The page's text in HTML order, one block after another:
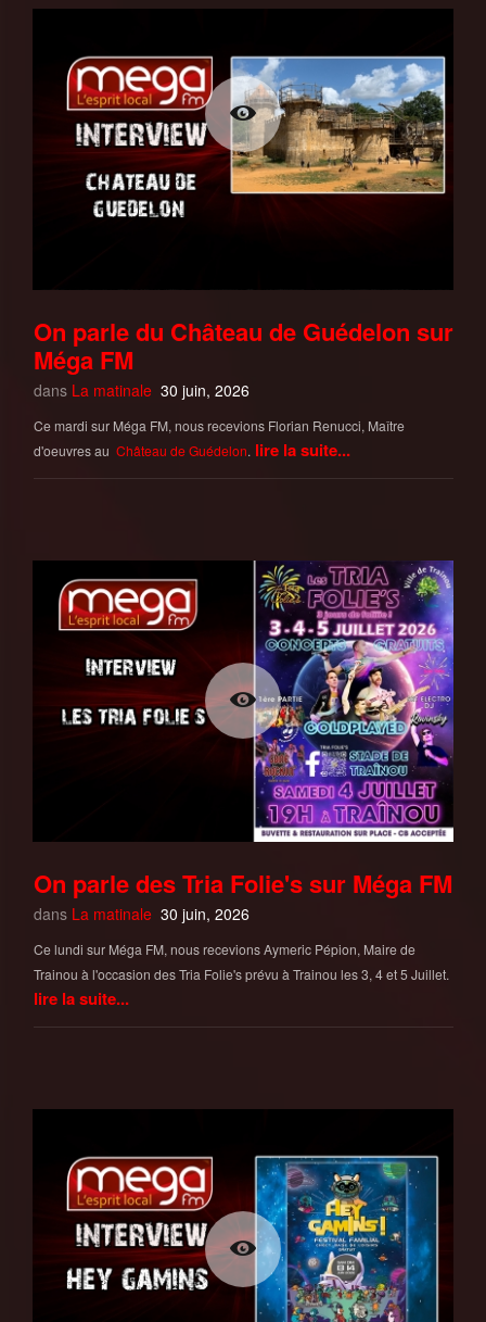
On parle du Château de Guédelon sur
Méga FM
dans La matinale 30 juin, 2026
Ce mardi sur Méga FM, nous recevions Florian Renucci, Maître
d'oeuvres au Château de Guédelon. lire la suite...
On parle des Tria Folie's sur Méga FM
dans La matinale 30 juin, 2026
Ce lundi sur Méga FM, nous recevions Aymeric Pépion, Maire de
Trainou à l'occasion des Tria Folie's prévu à Trainou les 3, 4 et 5 Juillet.
lire la suite...